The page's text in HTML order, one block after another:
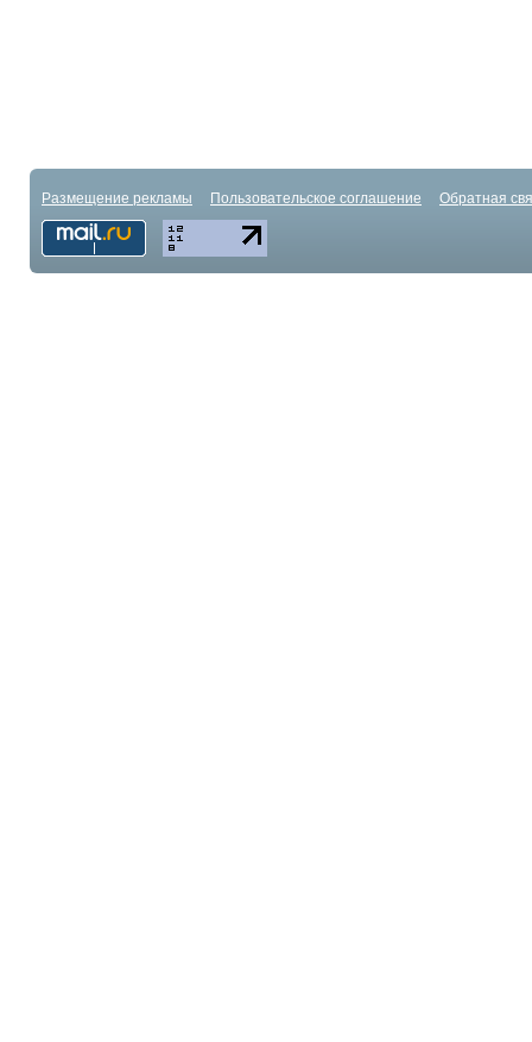
Размещение рекламы Пользовательское соглашение Обратная